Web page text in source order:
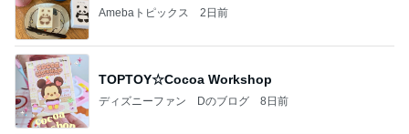
Amebaトピックス 2日前
TOPTOY☆Cocoa Workshop
ディズニーファン Dのブログ 8日前